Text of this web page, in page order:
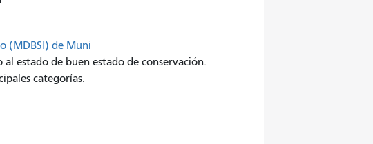
(MDBSI) de Muni
estado de buen estado de conservación.
categorías.